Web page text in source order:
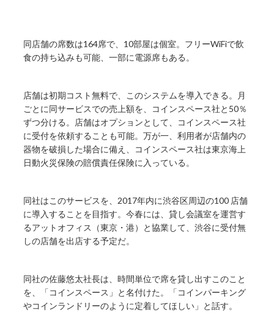
同店舗の席数は164席で、10部屋は個室。フリーWiFiで飲
食の持ち込みも可能、一部に電源席もある。
店舗は初期コスト無料で、このシステムを導入できる。月
ごとに同サービスでの売上額を、コインスペース社と50％
ずつ分ける。店舗はオプションとして、コインスペース社
に受付を依頼することも可能。万が一、利用者が店舗内の
器物を破損した場合に備え、コインスペース社は東京海上
日動火災保険の賠償責任保険に入っている。
同社はこのサービスを、2017年内に渋谷区周辺の100 店舗
に導入することを目指す。今春には、貸し会議室を運営す
るアットオフィス（東京・港）と協業して、渋谷に受付無
しの店舗を出店する予定だ。
同社の佐藤悠太社長は、時間単位で席を貸し出すこのこと
を、「コインスペース」と名付けた。「コインパーキング
やコインランドリーのように定着してほしい」と話す。